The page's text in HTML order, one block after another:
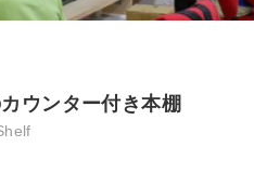
ウンター付き本棚